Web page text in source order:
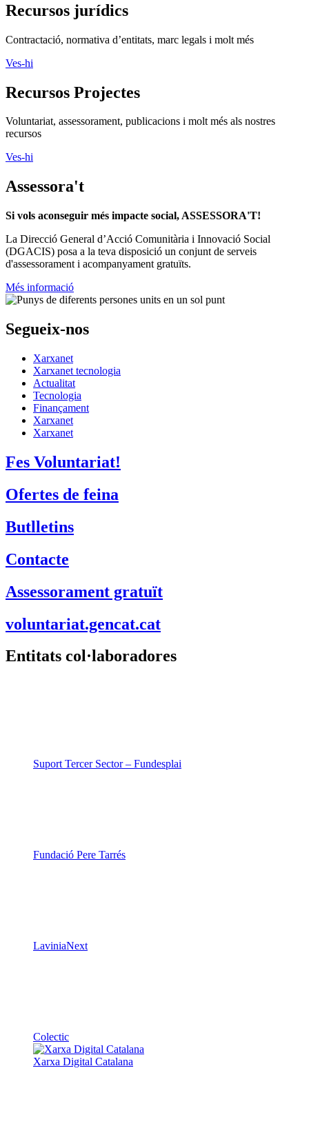
Recursos jurídics
Contractació, normativa d’entitats, marc legals i molt més
Ves-hi
Recursos Projectes
Voluntariat, assessorament, publicacions i molt més als nostres
recursos
Ves-hi
Assessora't
Si vols aconseguir més impacte social, ASSESSORA'T!
La Direcció General d’Acció Comunitària i Innovació Social
(DGACIS) posa a la teva disposició un conjunt de serveis
d'assessorament i acompanyament gratuïts.
Més informació
Segueix-nos
Xarxanet
Xarxanet tecnologia
Actualitat
Tecnologia
Finançament
Xarxanet
Xarxanet
Fes Voluntariat!
Ofertes de feina
Butlletins
Contacte
Assessorament gratuït
voluntariat.gencat.cat
Entitats col·laboradores
Suport Tercer Sector – Fundesplai
Fundació Pere Tarrés
LaviniaNext
Colectic
Xarxa Digital Catalana